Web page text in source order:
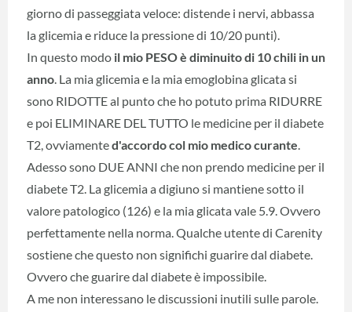
giorno di passeggiata veloce: distende i nervi, abbassa
la glicemia e riduce la pressione di 10/20 punti).
In questo modo il mio PESO è diminuito di 10 chili in un
anno. La mia glicemia e la mia emoglobina glicata si
sono RIDOTTE al punto che ho potuto prima RIDURRE
e poi ELIMINARE DEL TUTTO le medicine per il diabete
T2, ovviamented'accordo col mio medico curante.
Adesso sono DUE ANNI che non prendo medicine per il
diabete T2. La glicemia a digiuno si mantiene sotto il
valore patologico (126) e la mia glicata vale 5.9. Ovvero
perfettamente nella norma. Qualche utente di Carenity
sostiene che questo non significhi guarire dal diabete.
Ovvero che guarire dal diabete è impossibile.
A me non interessano le discussioni inutili sulle parole.